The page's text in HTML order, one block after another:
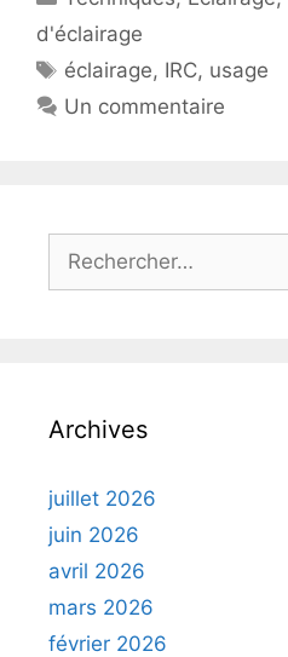
d'éclairage
Étiquettes
éclairage, IRC, usage
Un commentaire
Archives
juillet 2026
juin 2026
avril 2026
mars 2026
février 2026